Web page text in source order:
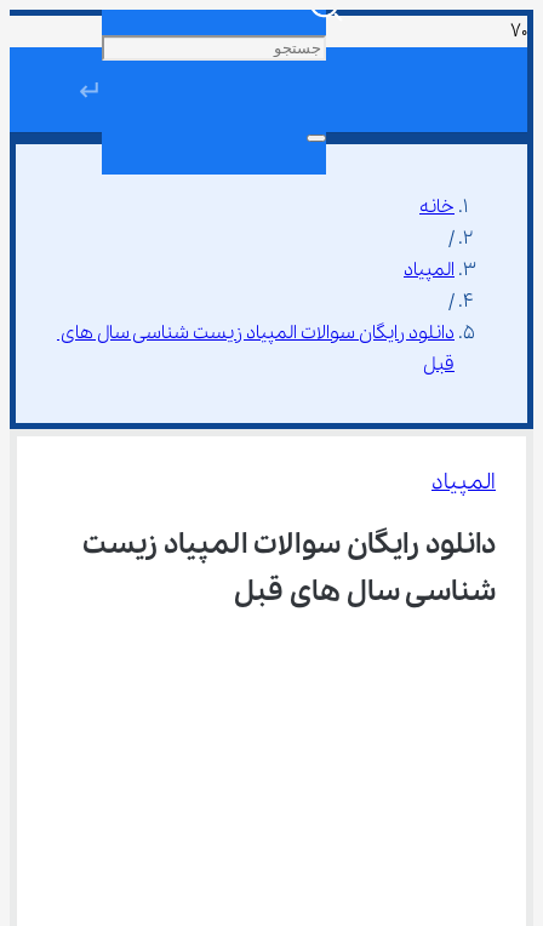
↵
خانه
/
المپیاد
/
دانلود رایگان سوالات المپیاد زیست شناسی سال های
قبل
المپیاد
دانلود رایگان سوالات المپیاد زیست
شناسی سال های قبل